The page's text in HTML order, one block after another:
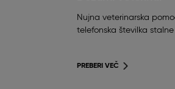
Nujna veterinarska
telefonska številka
PREBERI VEČ